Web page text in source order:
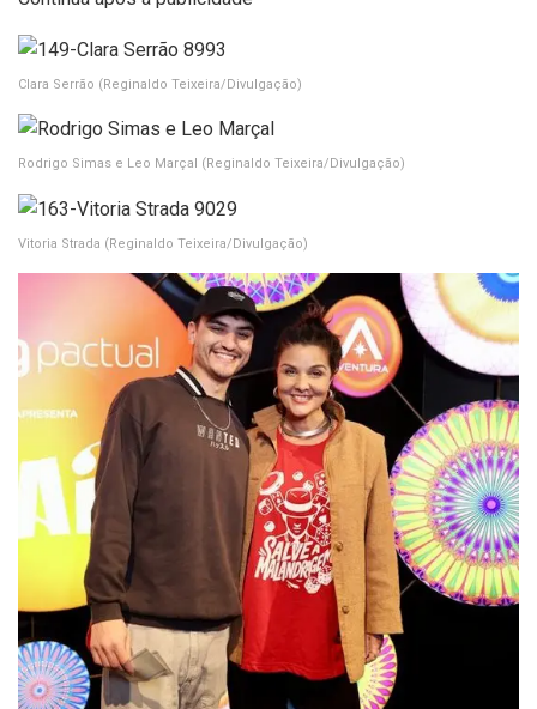
Clara Serrão (Reginaldo Teixeira/Divulgação)
Rodrigo Simas e Leo Marçal (Reginaldo Teixeira/Divulgação)
Vitoria Strada (Reginaldo Teixeira/Divulgação)